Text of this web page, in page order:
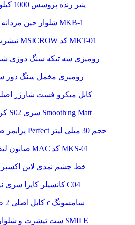
پنیر رنده پروسس 1000 کیلو گرمی دگا
شلوار جین مردانه کنزو مدل MKB-1
تیشرت مردانه طرح MSICROW کد MKT-01
رومیزی سه تیکه سنگ دوزی
رومیزی مخمل سنگ دوز ست ۵
کابل میکرو فست شارژر
کرم پودر شون S02 سری Smoothing Matt
پرایمر صورت شون سری Perfect حجم 30 میلی لیتر
صابون لیفت ابرو مک MAC کد MKS-01
خط چشم نمدی لاین
کانسیلر کاپرا سری نیو شماره C04
کابل اصلی 2 طرف تایپ c سامسونگ
ست تیشرت و شلوار زنانه طرح SMILE